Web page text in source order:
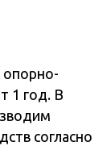
опорно-
1 год. В
согласно